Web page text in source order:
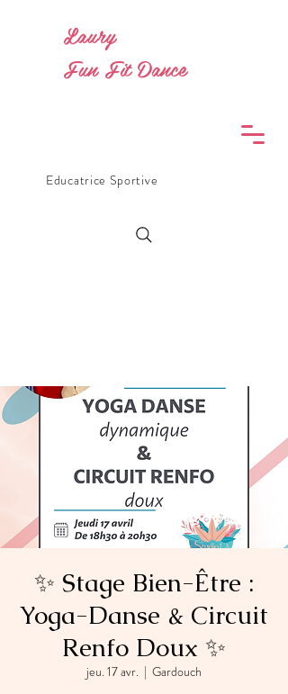
Educatrice Sportive
Laury
Fun Fit Dance
✨ Stage Bien-Être :
Yoga-Danse & Circuit
Renfo Doux ✨
jeu. 17 avr.
  |
Gardouch